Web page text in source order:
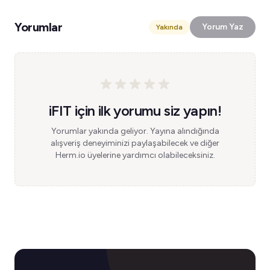
Yorumlar Yakında Yorum Yaz
iFIT için ilk yorumu siz yapın!
Yorumlar yakında geliyor. Yayına alındığında
alışveriş deneyiminizi paylaşabilecek ve diğer
Herm.io üyelerine yardımcı olabileceksiniz.